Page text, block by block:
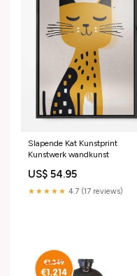
Slapende Kat Kunstprint
Kunstwerk wandkunst
US$ 54.95
★★★★★ 4.7 (17 reviews)